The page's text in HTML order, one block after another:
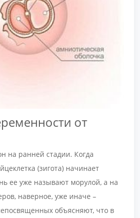
от
на ранней стадии. Когда
(зигота) начинает
ее уже называют морулой, а на
наверное, уже иначе –
объясняют, что в